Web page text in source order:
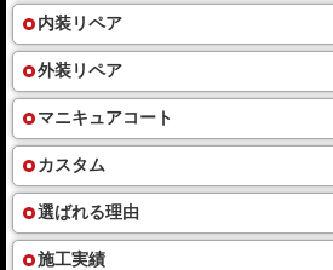
内装リペア
外装リペア
マニキュアコート
カスタム
選ばれる理由
施工実績